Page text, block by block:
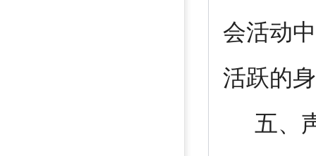
会活动
活跃的
五、声